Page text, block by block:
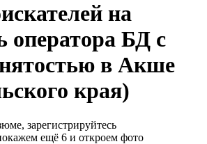
на
оператора БД с
в Акше
края)
зарегистрируйтесь
ещё 6 и откроем фото